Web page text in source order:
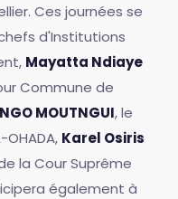
Ces journées se
d'Institutions
Mayatta Ndiaye
Commune de
MOUTNGUI, le
Karel Osiris
la Cour Suprême
également à